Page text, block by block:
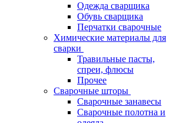
Одежда сварщика
Обувь сварщика
Перчатки сварочные
Химические материалы для
сварки
Травильные пасты,
спреи, флюсы
Прочее
Сварочные шторы
Сварочные занавесы
Сварочные полотна и